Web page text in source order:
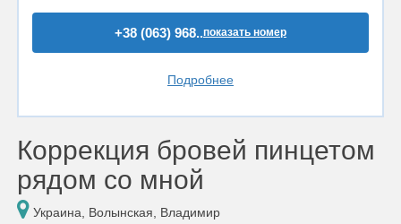
+38 (063) 968..показать номер
Подробнее
Коррекция бровей пинцетом
рядом со мной
Украина, Волынская, Владимир